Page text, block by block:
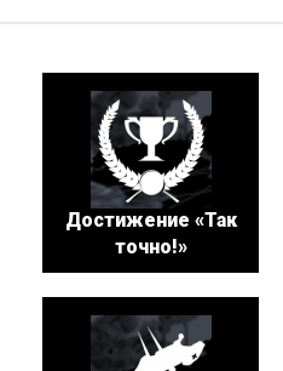
Достижение «Так
точно!»